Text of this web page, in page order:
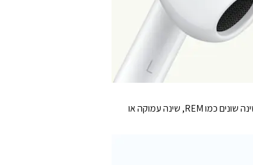
אפליקציית השינה מאפשרת לכם ליצור לוח זמנים ושגרת שינה כדי לעזור לכם להגיע ליעדי השינה שלכם. ראו כמה זמן ביליתם בשלבי שינה שונים כמו REM, שינה עמוקה או